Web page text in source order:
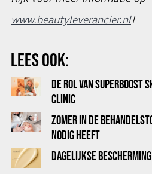
www.beautyleverancier.nl!
LEES OOK:
DE ROL VAN SUPERBOOST
CLINIC
ZOMER IN DE
NODIG HEEFT
DAGELIJKSE